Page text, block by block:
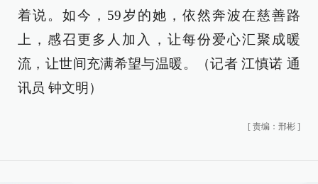
着说。如今，59岁的她，依然奔波在慈善路
上，感召更多人加入，让每份爱心汇聚成暖
流，让世间充满希望与温暖。（记者 江慎诺 通
讯员 钟文明）
[ 责编：邢彬 ]